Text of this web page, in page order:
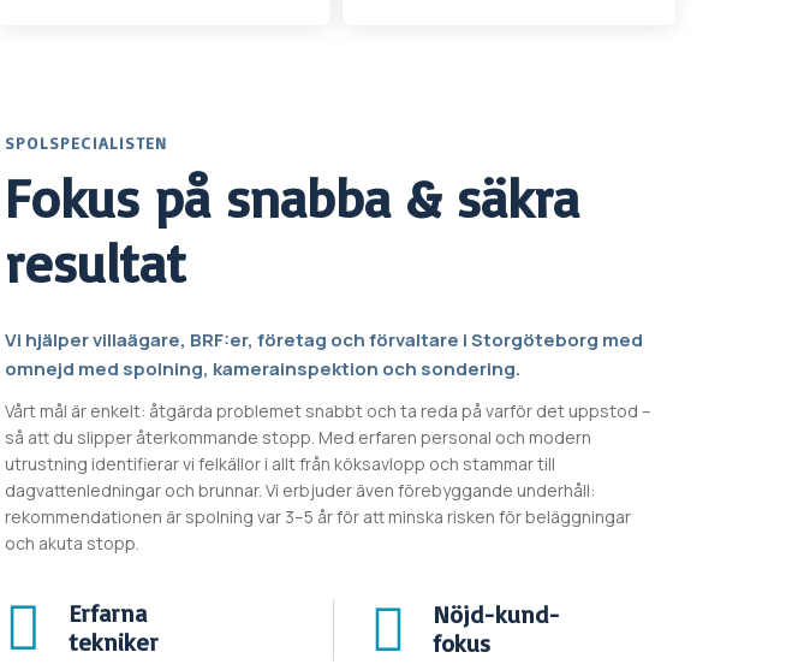
SPOLSPECIALISTEN
Fokus på snabba & säkra
resultat
Vi hjälper villaägare, BRF:er, företag och förvaltare i Storgöteborg med
omnejd med spolning, kamerainspektion och sondering.
Vårt mål är enkelt: åtgärda problemet snabbt och ta reda på varför det uppstod –
så att du slipper återkommande stopp. Med erfaren personal och modern
utrustning identifierar vi felkällor i allt från köksavlopp och stammar till
dagvattenledningar och brunnar. Vi erbjuder även förebyggande underhåll:
rekommendationen är spolning var 3–5 år för att minska risken för beläggningar
och akuta stopp.

Erfarna
tekniker

Nöjd-kund-
fokus